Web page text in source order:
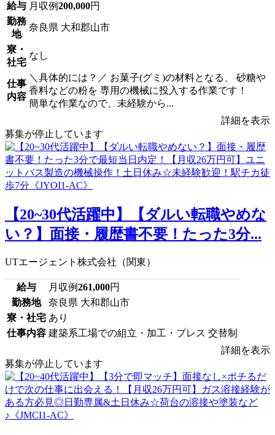
給与 月収例200,000円
勤務
地
奈良県 大和郡山市
寮・
社宅
なし
仕事
内容
＼具体的には？／ お菓子(グミ)の材料となる、 砂糖や
香料などの粉を 専用の機械に投入する作業です！
簡単な作業なので、未経験から...
詳細を表示
募集が停止しています
【20~30代活躍中】【ダルい転職やめな
い？】面接・履歴書不要！たった3分...
UTエージェント株式会社（関東）
給与 月収例261,000円
勤務地
奈良県 大和郡山市
寮・社宅 あり
仕事内容 建築系工場での組立・加工・プレス 交替制
詳細を表示
募集が停止しています